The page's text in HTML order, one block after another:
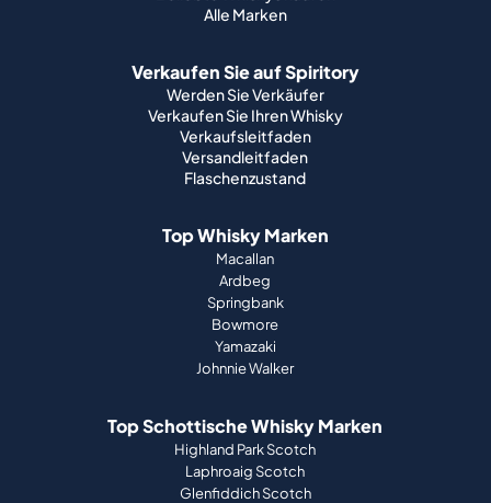
Alle Marken
Verkaufen Sie auf Spiritory
Werden Sie Verkäufer
Verkaufen Sie Ihren Whisky
Verkaufsleitfaden
Versandleitfaden
Flaschenzustand
Top Whisky Marken
Macallan
Ardbeg
Springbank
Bowmore
Yamazaki
Johnnie Walker
Top Schottische Whisky Marken
Highland Park Scotch
Laphroaig Scotch
Glenfiddich Scotch